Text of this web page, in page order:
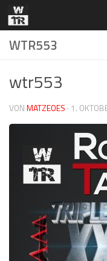
Zum Inhalt springen
WTR553
wtr553
VONMATZEOES · 1.